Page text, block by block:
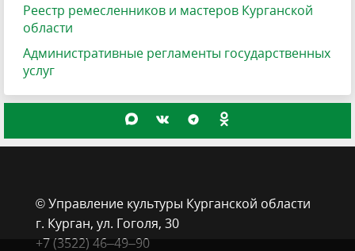
Реестр ремесленников и мастеров Курганской
области
Административные регламенты государственных
услуг
© Управление культуры Курганской области
г. Курган, ​ул. Гоголя, 30
+7 (3522) 46‒49‒90